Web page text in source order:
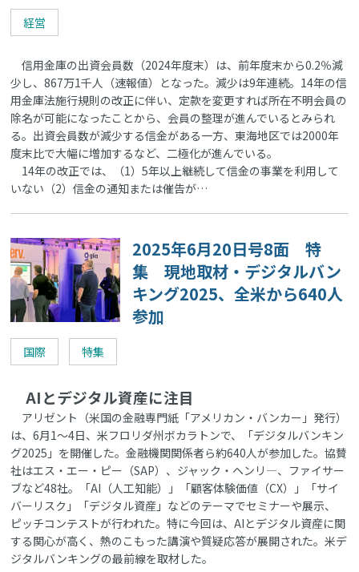
経営
信用金庫の出資会員数（2024年度末）は、前年度末から0.2％減
少し、867万1千人（速報値）となった。減少は9年連続。14年の信
用金庫法施行規則の改正に伴い、定款を変更すれば所在不明会員の
除名が可能になったことから、会員の整理が進んでいるとみられ
る。出資会員数が減少する信金がある一方、東海地区では2000年
度末比で大幅に増加するなど、二極化が進んでいる。
14年の改正では、（1）5年以上継続して信金の事業を利用して
いない（2）信金の通知または催告が…
2025年6月20日号8面 特
集 現地取材・デジタルバン
キング2025、全米から640人
参加
国際 特集
AIとデジタル資産に注目
アリゼント（米国の金融専門紙「アメリカン・バンカー」発行）
は、6月1～4日、米フロリダ州ボカラトンで、「デジタルバンキン
グ2025」を開催した。金融機関関係者ら約640人が参加した。協賛
社はエス・エー・ピー（SAP）、ジャック・ヘンリ―、ファイサー
ブなど48社。「AI（人工知能）」「顧客体験価値（CX）」「サイ
バーリスク」「デジタル資産」などのテーマでセミナーや展示、
ピッチコンテストが行われた。特に今回は、AIとデジタル資産に関
する関心が高く、熱のこもった講演や質疑応答が展開された。米デ
ジタルバンキングの最前線を取材した。